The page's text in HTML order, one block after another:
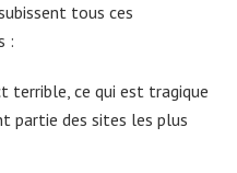
tous ces
:
terrible, ce qui est tragique
partie des sites les plus